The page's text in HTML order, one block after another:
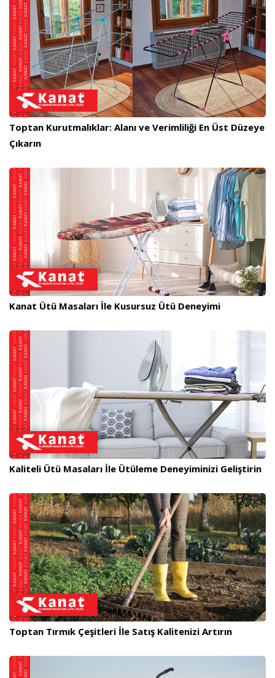
Toptan Kurutmalıklar: Alanı ve Verimliliği En Üst Düzeye
Çıkarın
Kanat Ütü Masaları İle Kusursuz Ütü Deneyimi
Kaliteli Ütü Masaları İle Ütüleme Deneyiminizi Geliştirin
Toptan Tırmık Çeşitleri İle Satış Kalitenizi Artırın